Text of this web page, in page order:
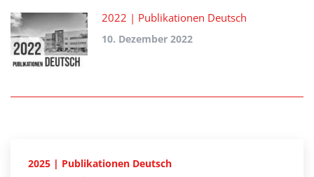
2022 | Publikationen Deutsch
10. Dezember 2022
2025 | Publikationen Deutsch